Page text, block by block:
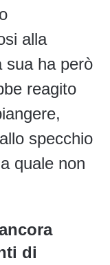
alla
sua ha però
reagito
specchio
quale non
di